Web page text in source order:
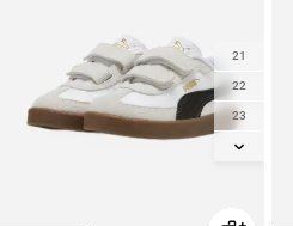
21
22
23
24